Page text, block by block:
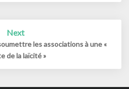
Next
les associations à une «
de la laïcité »